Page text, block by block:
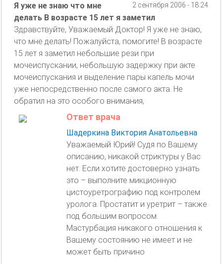
2 сентября 2006 - 18:24
Я уже не знаю что мне
делать В возрасте 15 лет я заметил
Здравствуйте, Уважаемый Доктор! Я уже не знаю,
что мне делать! Пожалуйста, помогите! В возрасте
15 лет я заметил небольшие рези при
мочеиспускании, небольшую задержку при акте
мочеиспускания и выделение пары капель мочи
уже непосредственно после самого акта. Не
обратил на это особого внимания,
Ответ врача
Шадеркина Виктория Анатольевна
Уважаемый Юрий! Судя по Вашему
описанию, никакой стриктуры у Вас
нет. Если хотите достоверно узнать
это – выполните микционную
цистоуретрографию под контролем
уролога. Простатит и уретрит – также
под большим вопросом.
Мастурбация никакого отношения к
Вашему состоянию не имеет и не
может быть причино